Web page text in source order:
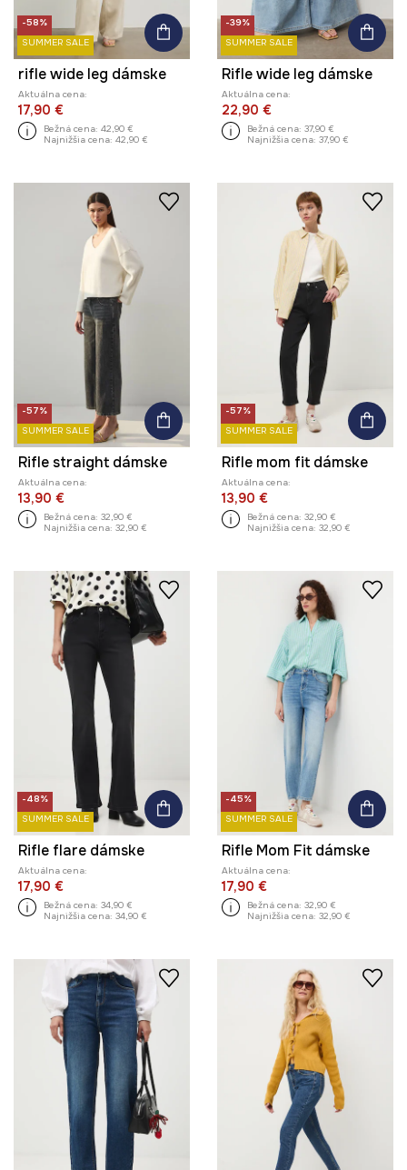
-58%
SUMMER SALE
rifle wide leg dámske
Aktuálna cena:
17,90 €
Bežná cena: 42,90 €
Najnižšia cena: 42,90 €
-39%
SUMMER SALE
Rifle wide leg dámske
Aktuálna cena:
22,90 €
Bežná cena: 37,90 €
Najnižšia cena: 37,90 €
-57%
SUMMER SALE
Rifle straight dámske
Aktuálna cena:
13,90 €
Bežná cena: 32,90 €
Najnižšia cena: 32,90 €
-57%
SUMMER SALE
Rifle mom fit dámske
Aktuálna cena:
13,90 €
Bežná cena: 32,90 €
Najnižšia cena: 32,90 €
-48%
SUMMER SALE
Rifle flare dámske
Aktuálna cena:
17,90 €
Bežná cena: 34,90 €
Najnižšia cena: 34,90 €
-45%
SUMMER SALE
Rifle Mom Fit dámske
Aktuálna cena:
17,90 €
Bežná cena: 32,90 €
Najnižšia cena: 32,90 €